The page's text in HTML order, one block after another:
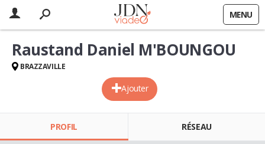
MENU
Ajouter
Raustand Daniel M'BOUNGOU
BRAZZAVILLE
PROFIL RÉSEAU